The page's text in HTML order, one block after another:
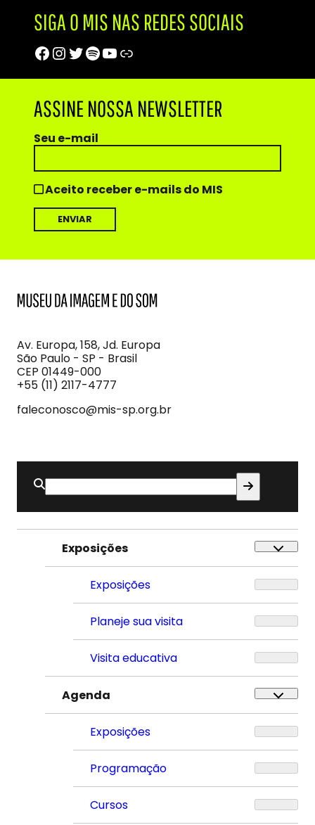
SIGA O MIS NAS REDES SOCIAIS
Facebook
Instagram
Twitter
Spotify
Youtube
Trip Advisor
ASSINE NOSSA NEWSLETTER
Seu e-mail
Aceito receber e-mails do MIS
Imagem
e
do
Som
Av. Europa, 158, Jd. Europa
São Paulo - SP - Brasil
CEP 01449-000
+55 (11) 2117-4777
faleconosco@mis-sp.org.br
Buscar
por:
Exposições
Exposições
Planeje sua visita
Visita educativa
Agenda
Exposições
Programação
Cursos